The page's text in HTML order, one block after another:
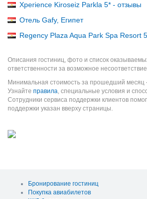
Xperience Kiroseiz Parkla 5* - отзывы
Отель Gafy, Египет
Regency Plaza Aqua Park Spa Resort
Описания гостиниц, фото и список
ответственности за возможное
Минимальная стоимость за прошедший месяц
Узнайте правила, специальные условия и
Сотрудники сервиса поддержки клиентов
поддержки указан вверху страницы.
Бронирование гостиниц
Покупка авиабилетов